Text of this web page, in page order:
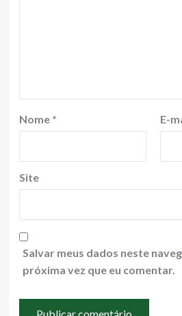
Nome * E-
Site
Salvar meus dados neste
próxima vez que eu comentar.